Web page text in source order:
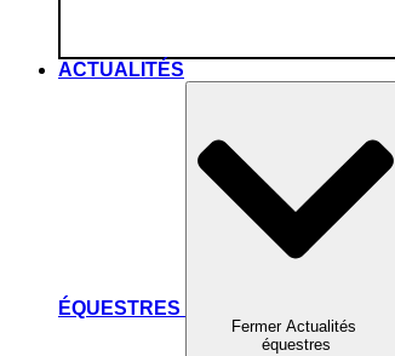
ACTUALITÉS
ÉQUESTRES
Fermer Actualités
équestres